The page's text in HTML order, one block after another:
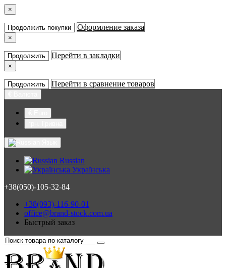
×
Продолжить покупки Оформление заказа
×
Продолжить Перейти в закладки
×
Продолжить Перейти в сравнение товаров
Russian
Українська
+38(050)-105-32-84
+38(093)-116-90-01
office@brand-stock.com.ua
Быстрый заказ